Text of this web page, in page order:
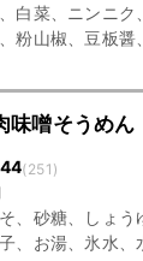
白菜、ニンニ
粉山椒、豆板
味噌そうめん
(251 )
、砂糖、しょ
、お湯、氷水、